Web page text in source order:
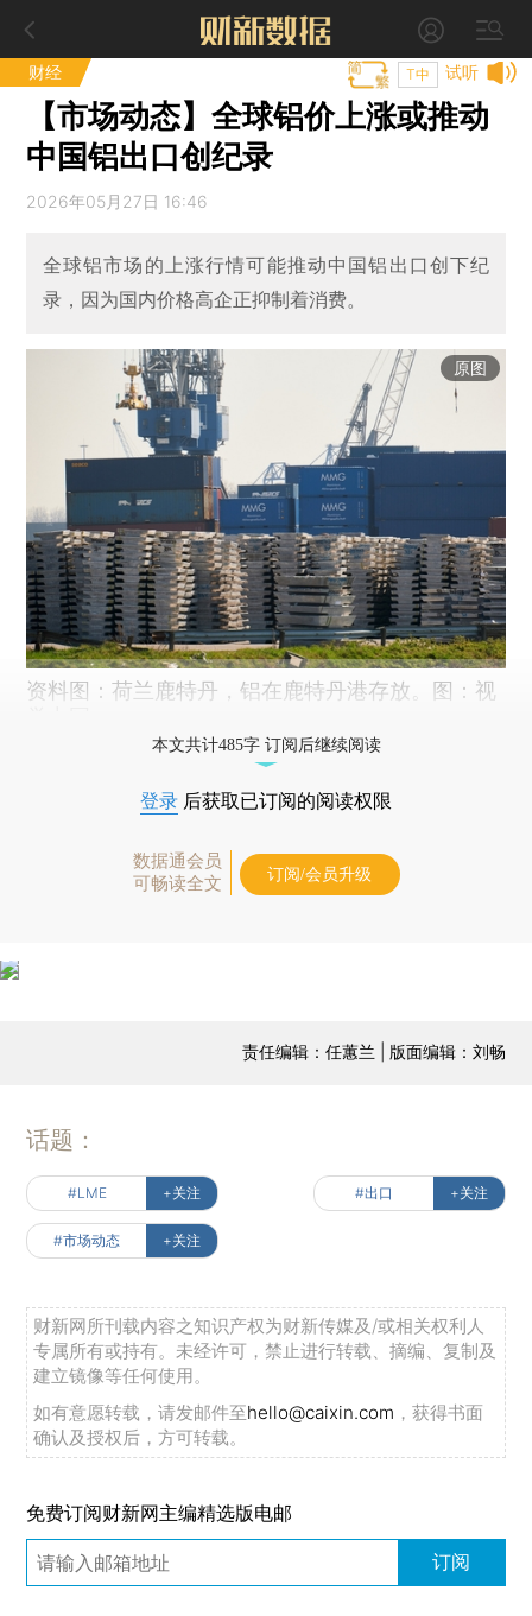
财经 试听
T中
【市场动态】全球铝价上涨或推动
中国铝出口创纪录
2026年05月27日 16:46
全球铝市场的上涨行情可能推动中国铝出口创下纪
录，因为国内价格高企正抑制着消费。
原图
资料图：荷兰鹿特丹，铝在鹿特丹港存放。图：视
本文共计485字 订阅后继续阅读
登录 后获取已订阅的阅读权限
数据通会员
可畅读全文
订阅/会员升级
责任编辑：任蕙兰 | 版面编辑：刘畅
话题：
#LME +关注 #出口 +关注
#市场动态 +关注
财新网所刊载内容之知识产权为财新传媒及/或相关权利人
专属所有或持有。未经许可，禁止进行转载、摘编、复制及
建立镜像等任何使用。
如有意愿转载，请发邮件至hello@caixin.com ，获得书面
确认及授权后，方可转载。
免费订阅财新网主编精选版电邮
订阅